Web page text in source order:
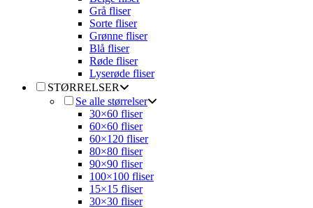
Grå fliser
Sorte fliser
Grønne fliser
Blå fliser
Røde fliser
Lyserøde fliser
STØRRELSER
Se alle størrelser
30×60 fliser
60×60 fliser
60×120 fliser
80×80 fliser
90×90 fliser
100×100 fliser
15×15 fliser
30×30 fliser